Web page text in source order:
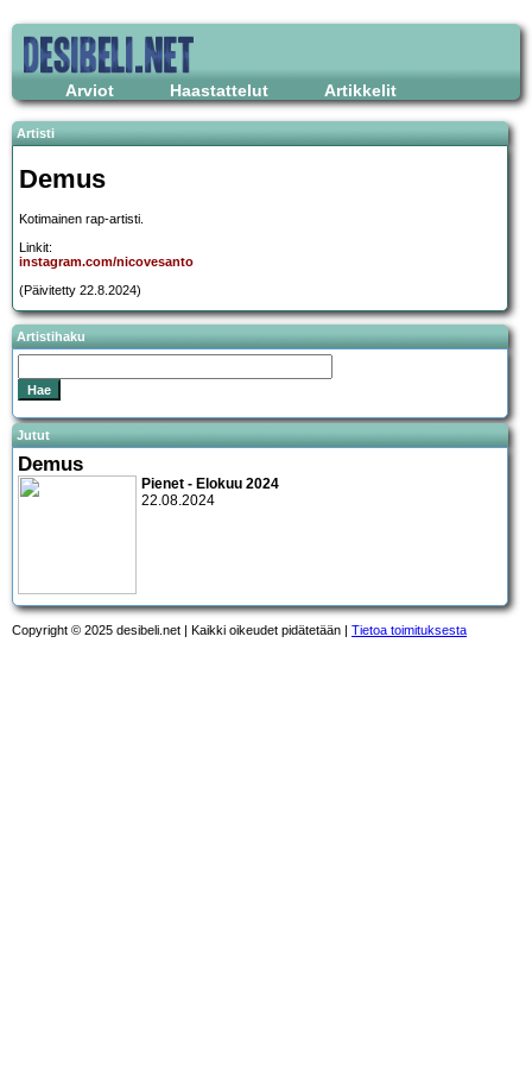
Arviot Haastattelut Artikkelit
Artisti
Demus
Kotimainen rap-artisti.
Linkit:
instagram.com/nicovesanto
(Päivitetty 22.8.2024)
Artistihaku
Jutut
Demus
Pienet - Elokuu 2024
22.08.2024
Copyright © 2025 desibeli.net | Kaikki oikeudet pidätetään | Tietoa toimituksesta